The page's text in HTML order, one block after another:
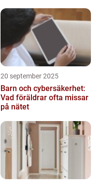
20 september 2025
Barn och cybersäkerhet:
Vad föräldrar ofta missar
på nätet